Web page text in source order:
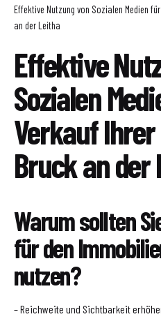
Effektive Nutzung von Sozialen Medien
an der Leitha
Effektive
Sozialen
Verkauf
Bruck an der
Warum sollten
für den
nutzen?
– Reichweite und Sichtbarkeit